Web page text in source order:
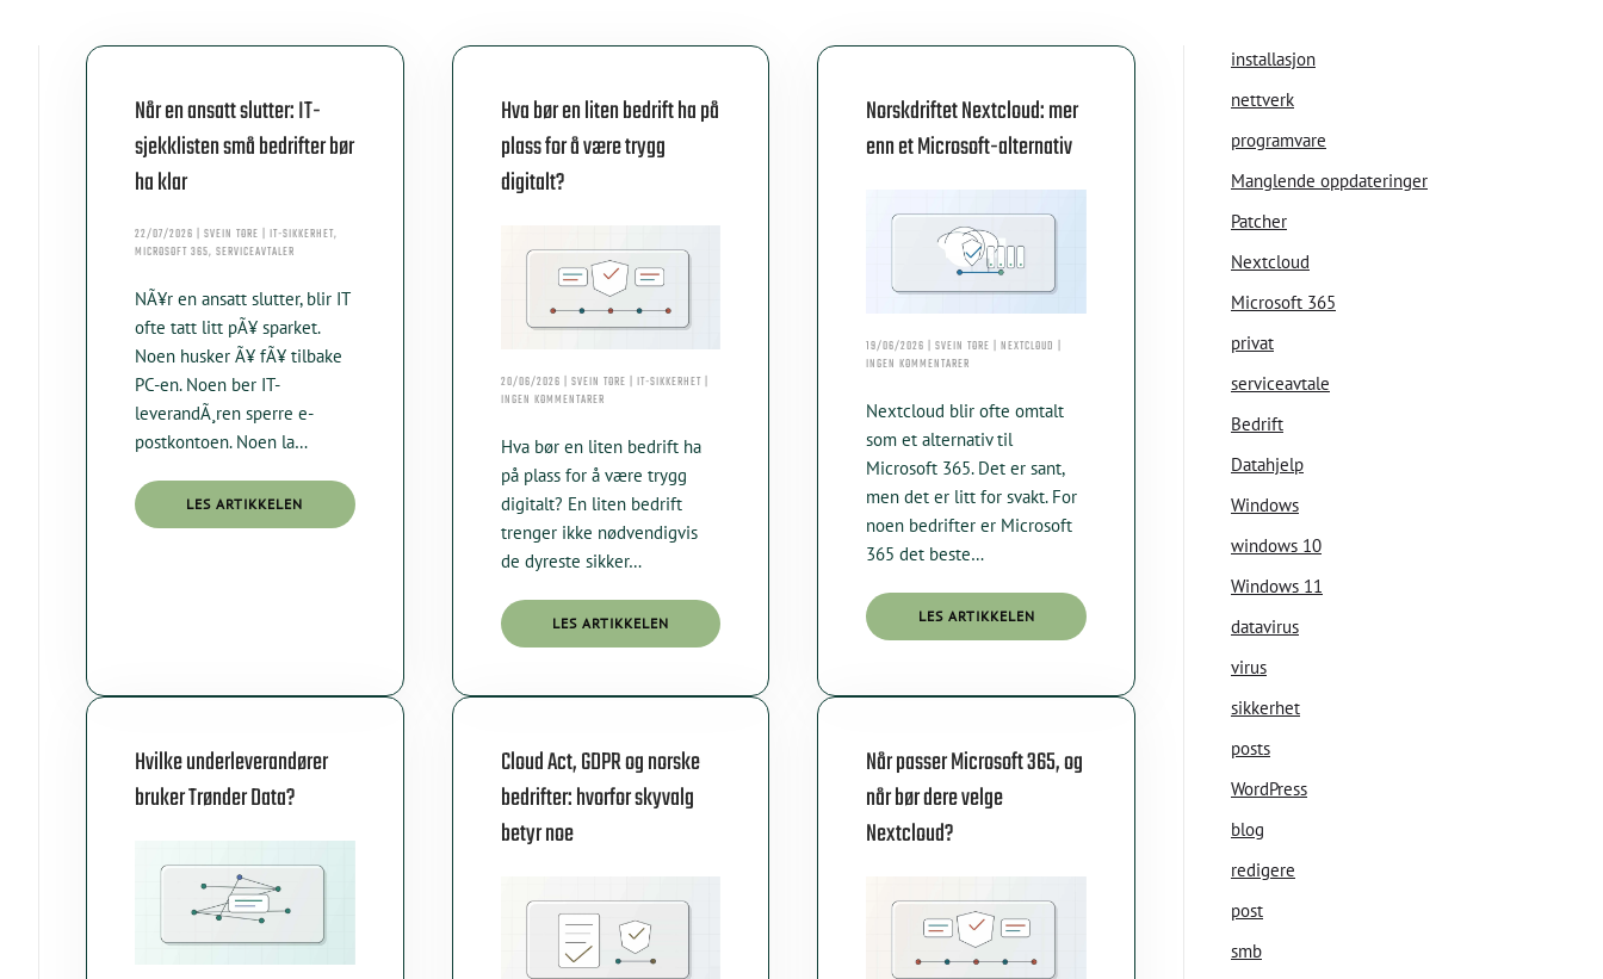
Når en ansatt slutter: IT-
sjekklisten små bedrifter bør
ha klar
22/07/2026 | SVEIN TORE | IT-SIKKERHET,
MICROSOFT 365, SERVICEAVTALER
NÃ¥r en ansatt slutter, blir IT
ofte tatt litt pÃ¥ sparket.
Noen husker Ã¥ fÃ¥ tilbake
PC-en. Noen ber IT-
leverandÃ¸ren sperre e-
postkontoen. Noen la…
LES ARTIKKELEN
Hva bør en liten bedrift ha på
plass for å være trygg
digitalt?
20/06/2026 | SVEIN TORE | IT-SIKKERHET |
INGEN KOMMENTARERTIL
EN
LITEN
BEDRIFT
HA
PLASS
FOR
DIGITALT?
Hva bør en liten bedrift ha
på plass for å være trygg
digitalt? En liten bedrift
trenger ikke nødvendigvis
de dyreste sikker…
LES ARTIKKELEN
Norskdriftet Nextcloud: mer
enn et Microsoft-alternativ
19/06/2026 | SVEIN TORE | NEXTCLOUD |
INGEN KOMMENTARER
MER
ENN
ET
MICROSOFT-
ALTERNATIV
Nextcloud blir ofte omtalt
som et alternativ til
Microsoft 365. Det er sant,
men det er litt for svakt. For
noen bedrifter er Microsoft
365 det beste…
LES ARTIKKELEN
Hvilke underleverandører
bruker Trønder Data?
Cloud Act, GDPR og norske
bedrifter: hvorfor skyvalg
betyr noe
Når passer Microsoft 365, og
når bør dere velge
Nextcloud?
installasjon
nettverk
programvare
Manglende oppdateringer
Patcher
Nextcloud
Microsoft 365
privat
serviceavtale
Bedrift
Datahjelp
Windows
windows 10
Windows 11
datavirus
virus
sikkerhet
posts
WordPress
blog
redigere
post
smb